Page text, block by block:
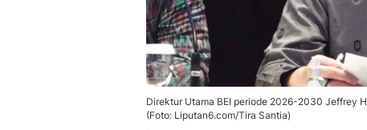
Direktur Utama BEI periode 2026-2030 Jeffrey
(Foto: Liputan6.com/Tira Santia)